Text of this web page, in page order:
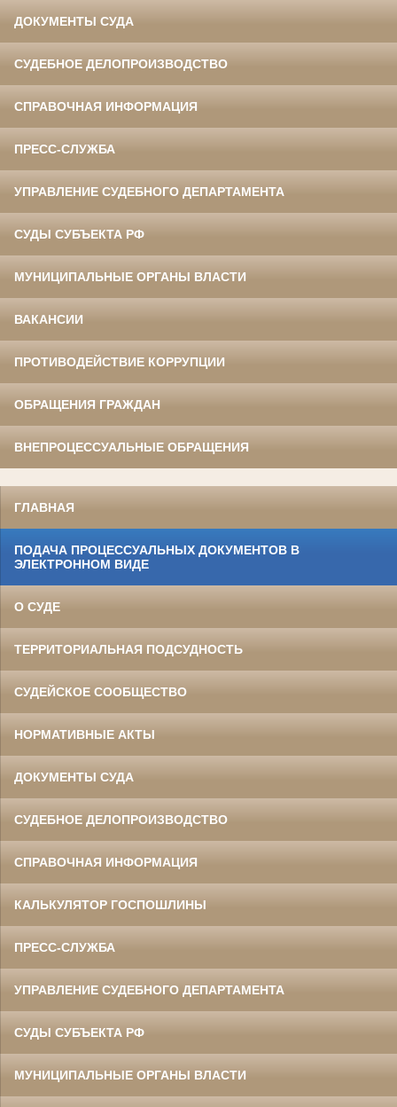
ДОКУМЕНТЫ СУДА
СУДЕБНОЕ ДЕЛОПРОИЗВОДСТВО
СПРАВОЧНАЯ ИНФОРМАЦИЯ
ПРЕСС-СЛУЖБА
УПРАВЛЕНИЕ СУДЕБНОГО ДЕПАРТАМЕНТА
СУДЫ СУБЪЕКТА РФ
МУНИЦИПАЛЬНЫЕ ОРГАНЫ ВЛАСТИ
ВАКАНСИИ
ПРОТИВОДЕЙСТВИЕ КОРРУПЦИИ
ОБРАЩЕНИЯ ГРАЖДАН
ВНЕПРОЦЕССУАЛЬНЫЕ ОБРАЩЕНИЯ
ГЛАВНАЯ
ПОДАЧА ПРОЦЕССУАЛЬНЫХ ДОКУМЕНТОВ В
ЭЛЕКТРОННОМ ВИДЕ
О СУДЕ
ТЕРРИТОРИАЛЬНАЯ ПОДСУДНОСТЬ
СУДЕЙСКОЕ СООБЩЕСТВО
НОРМАТИВНЫЕ АКТЫ
ДОКУМЕНТЫ СУДА
СУДЕБНОЕ ДЕЛОПРОИЗВОДСТВО
СПРАВОЧНАЯ ИНФОРМАЦИЯ
КАЛЬКУЛЯТОР ГОСПОШЛИНЫ
ПРЕСС-СЛУЖБА
УПРАВЛЕНИЕ СУДЕБНОГО ДЕПАРТАМЕНТА
СУДЫ СУБЪЕКТА РФ
МУНИЦИПАЛЬНЫЕ ОРГАНЫ ВЛАСТИ